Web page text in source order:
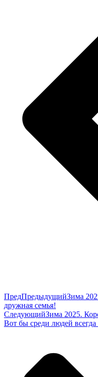
ПредПредыдущийЗима
дружная семья!
СледующийЗима 2025.
Вот бы среди людей